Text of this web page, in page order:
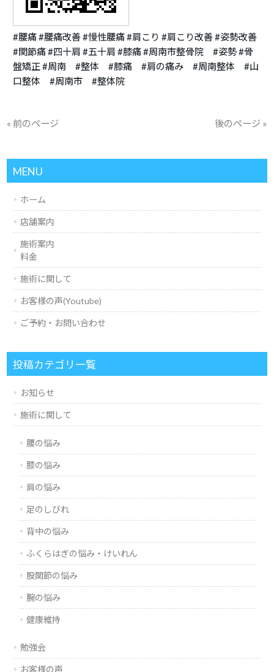
#腰痛 #腰痛改善 #慢性腰痛 #肩こり #肩こり改善 #姿勢改善
#関節痛 #四十肩 #五十肩 #膝痛 #周南市整骨院 #姿勢 #骨
盤矯正 #周南 #整体 #膝痛 #肩の痛み #周南整体 #山
口整体 #周南市 #整体院
« 前のページ 後のページ »
MENU
ホーム
店舗案内
施術案内
料金
施術に関して
お客様の声(Youtube)
ご予約・お問い合わせ
投稿カテゴリ一覧
お知らせ
施術に関して
腰の悩み
膝の悩み
肩の悩み
足のしびれ
背中の悩み
ふくらはぎの悩み・けいれん
股関節の悩み
腕の悩み
健康維持
勉強会
お客様の声